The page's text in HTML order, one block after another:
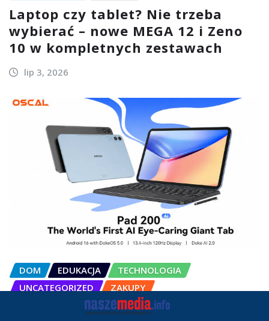
Laptop czy tablet? Nie trzeba
wybierać – nowe MEGA 12 i Zeno
10 w kompletnych zestawach
lip 3, 2026
DOM EDUKACJA
TECHNOLOGIA
UNCATEGORIZED
ZAKUPY
OSCAL Pad 200 alternatywą dla